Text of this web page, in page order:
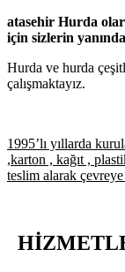
atasehir Hurda
için sizlerin
Hurda ve hurda
çalışmaktayız.
1995’lı yıllarda
,karton , kağıt ,
teslim alarak